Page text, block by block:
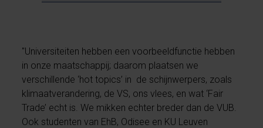
"Universiteiten hebben een voorbeeldfunctie hebben
in onze maatschappij; daarom plaatsen we
verschillende ‘hot topics’ in de schijnwerpers, zoals
klimaatverandering, de VS, ons vlees, en wat ‘Fair
Trade’ echt is. We mikken echter breder dan de VUB.
Ook studenten van EhB, Odisee en KU Leuven